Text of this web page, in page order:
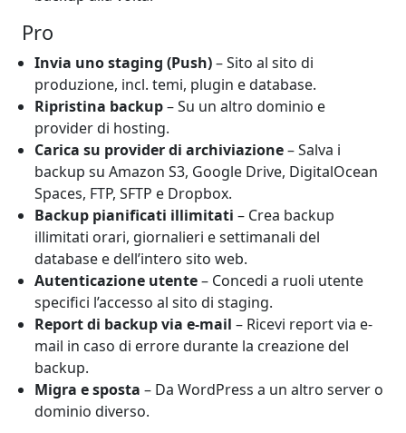
Pro
Invia uno staging (Push)– Sito al sito di
produzione, incl. temi, plugin e database.
Ripristina backup– Su un altro dominio e
provider di hosting.
Carica su provider di archiviazione– Salva i
backup su Amazon S3, Google Drive, DigitalOcean
Spaces, FTP, SFTP e Dropbox.
Backup pianificati illimitati – Crea backup
illimitati orari, giornalieri e settimanali del
database e dell’intero sito web.
Autenticazione utente– Concedi a ruoli utente
specifici l’accesso al sito di staging.
Report di backup via e-mail – Ricevi report via e-
mail in caso di errore durante la creazione del
backup.
Migra e sposta – Da WordPress a un altro server o
dominio diverso.